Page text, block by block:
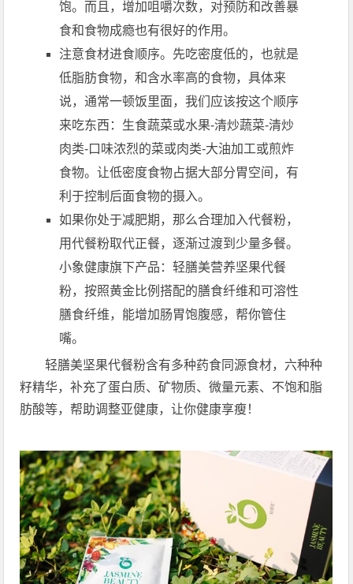
饱。而且，增加咀嚼次数，对预防和改善暴
食和食物成瘾也有很好的作用。
注意食材进食顺序。先吃密度低的，也就是
低脂肪食物，和含水率高的食物，具体来
说，通常一顿饭里面，我们应该按这个顺序
来吃东西：生食蔬菜或水果-清炒蔬菜-清炒
肉类-口味浓烈的菜或肉类-大油加工或煎炸
食物。让低密度食物占据大部分胃空间，有
利于控制后面食物的摄入。
如果你处于减肥期，那么合理加入代餐粉，
用代餐粉取代正餐，逐渐过渡到少量多餐。
小象健康旗下产品：轻膳美营养坚果代餐
粉，按照黄金比例搭配的膳食纤维和可溶性
膳食纤维，能增加肠胃饱腹感，帮你管住
嘴。
轻膳美坚果代餐粉含有多种药食同源食材，六种种
籽精华，补充了蛋白质、矿物质、微量元素、不饱和脂
肪酸等，帮助调整亚健康，让你健康享瘦！